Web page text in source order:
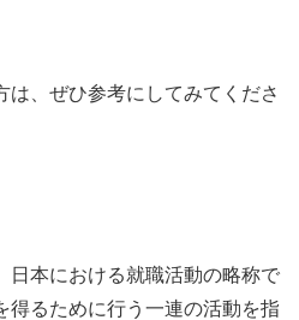
は、ぜひ参考にしてみてくださ
日本における就職活動の略称で
得るために行う一連の活動を指